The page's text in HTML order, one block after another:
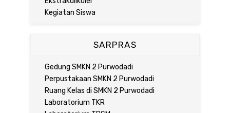
Kegiatan Siswa
SARPRAS
Gedung SMKN 2 Purwodadi
Perpustakaan SMKN 2 Purwodadi
Ruang Kelas di SMKN 2 Purwodadi
Laboratorium TKR